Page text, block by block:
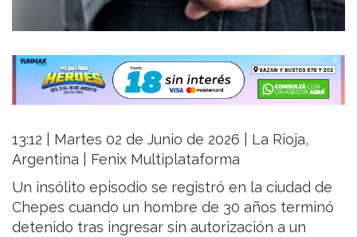
13:12 | Martes 02 de Junio de 2026 | La Rioja,
Argentina | Fenix Multiplataforma
Un insólito episodio se registró en la ciudad de
Chepes cuando un hombre de 30 años terminó
detenido tras ingresar sin autorización a un